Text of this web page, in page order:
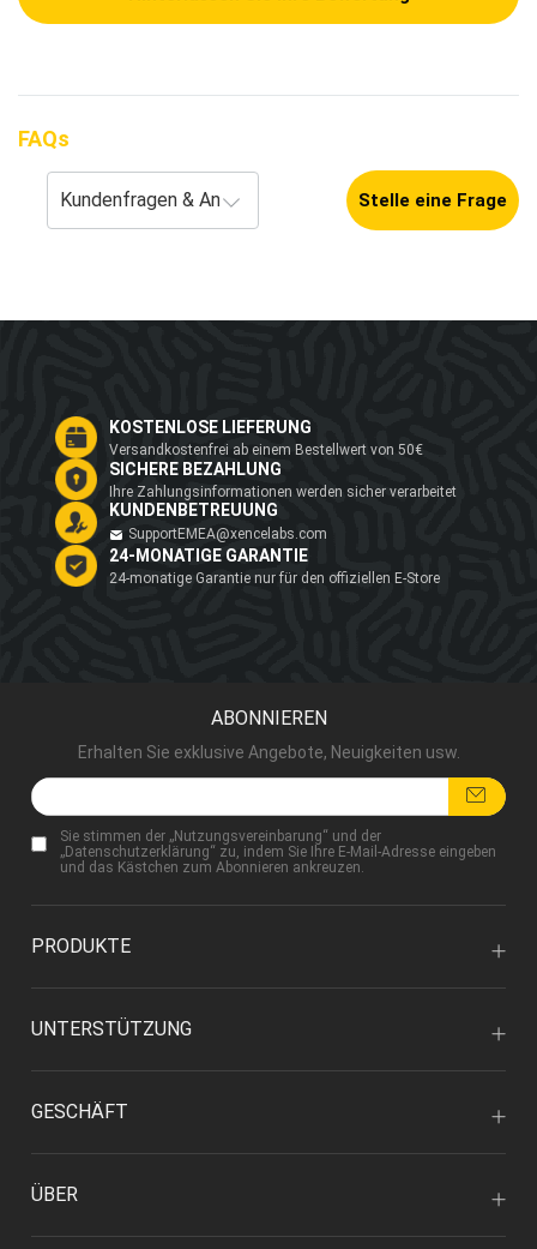
FAQs
Stelle eine Frage
KOSTENLOSE LIEFERUNG
Versandkostenfrei ab einem Bestellwert von 50€
SICHERE BEZAHLUNG
Ihre Zahlungsinformationen werden sicher verarbeitet
KUNDENBETREUUNG
SupportEMEA@xencelabs.com
24-MONATIGE GARANTIE
24-monatige Garantie nur für den offiziellen E-Store
ABONNIEREN
Erhalten Sie exklusive Angebote, Neuigkeiten usw.
Sie stimmen der „Nutzungsvereinbarung“ und der
„Datenschutzerklärung“ zu, indem Sie Ihre E-Mail-Adresse eingeben
und das Kästchen zum Abonnieren ankreuzen.
PRODUKTE
UNTERSTÜTZUNG
GESCHÄFT
ÜBER